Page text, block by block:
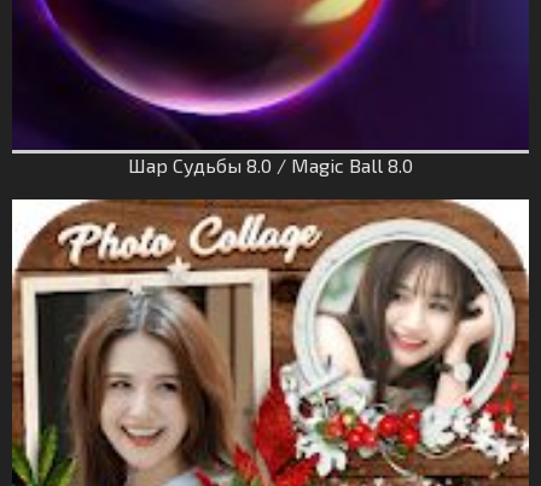
Шар Судьбы 8.0 / Magic Ball 8.0